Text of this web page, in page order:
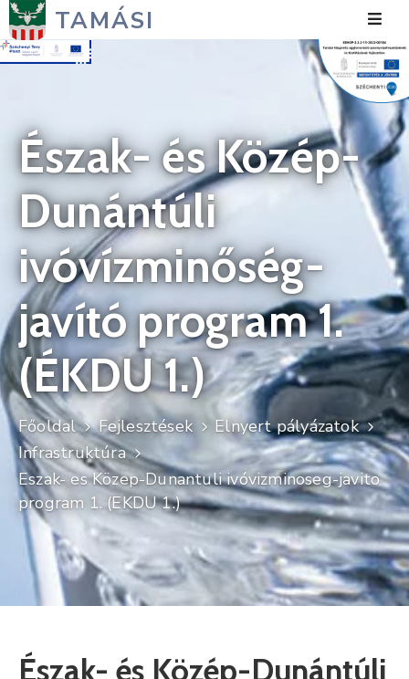
TAMÁSI
Városunk
Önkormányzat
Polgármesteri
Hivatal
Közérdekű
Turizmus
Fejlesztések
Média
Kultúra
Keresés
Észak- és Közép-
Dunántúli
ivóvízminőség-
javító program 1.
(ÉKDU 1.)
Főoldal Fejlesztések
Elnyert pályázatok
Infrastruktúra
Eszak- es Közep-Dunantuli ivóvizminoseg-javito
program 1. (EKDU 1.)
Észak- és Közép-Dunántúli